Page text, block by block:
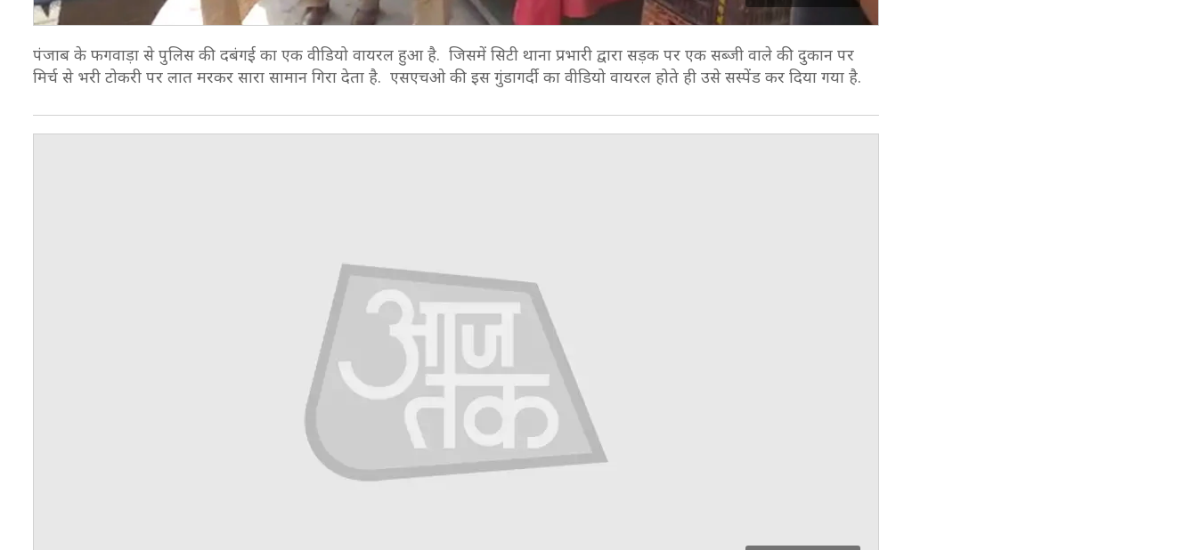
पंजाब के फगवाड़ा से पुलिस की दबंगई का एक वीडियो वायरल हुआ है. जिसमें सिटी थाना प्रभारी द्वारा सड़क पर एक सब्जी वाले की दुकान पर
मिर्च से भरी टोकरी पर लात मरकर सारा सामान गिरा देता है. एसएचओ की इस गुंडागर्दी का वीडियो वायरल होते ही उसे सस्पेंड कर दिया गया है.